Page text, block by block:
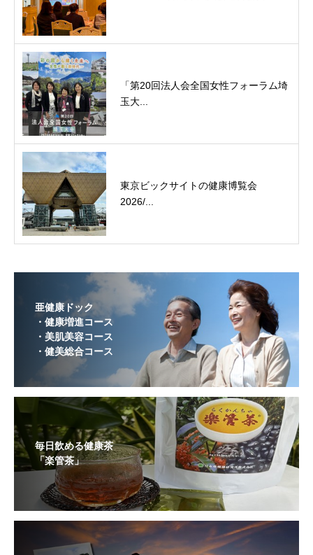
「第20回法人会全国女性フォーラム埼
玉大...
東京ビックサイトの健康博覧会
2026/...
亜健康ドック
・健康増進コース
・美肌美容コース
・健美総合コース
毎日飲める健康茶
「楽管茶」